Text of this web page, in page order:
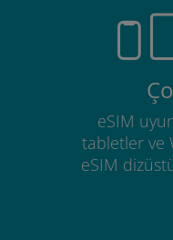
eSIM
tabletler ve
eSIM